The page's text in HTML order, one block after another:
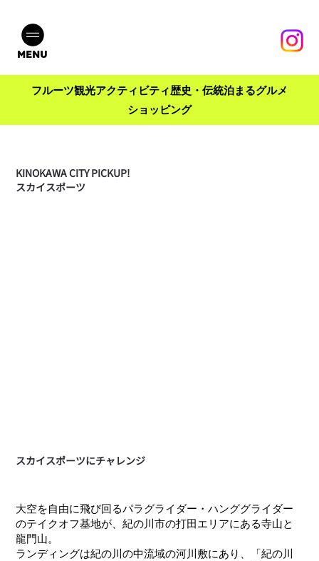
MENU
フルーツ観光アクティビティ歴史・伝統泊まるグルメ
ショッピング
KINOKAWA CITY PICKUP!
スカイスポーツ
スカイスポーツにチャレンジ
大空を自由に飛び回るパラグライダー・ハンググライダー
のテイクオフ基地が、紀の川市の打田エリアにある寺山と
龍門山。
ランディングは紀の川の中流域の河川敷にあり、「紀の川